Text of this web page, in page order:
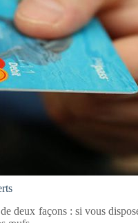
deux façons : si vous